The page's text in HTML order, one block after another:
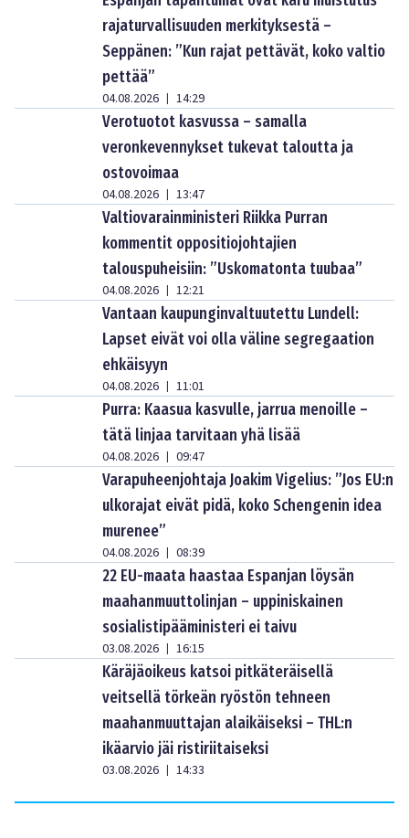
rajaturvallisuuden merkityksestä –
Seppänen: ”Kun rajat pettävät, koko valtio
pettää”
04.08.2026 | 14:29
Verotuotot kasvussa – samalla
veronkevennykset tukevat taloutta ja
ostovoimaa
04.08.2026 | 13:47
Valtiovarainministeri Riikka Purran
kommentit oppositiojohtajien
talouspuheisiin: ”Uskomatonta tuubaa”
04.08.2026 | 12:21
Vantaan kaupunginvaltuutettu Lundell:
Lapset eivät voi olla väline segregaation
ehkäisyyn
04.08.2026 | 11:01
Purra: Kaasua kasvulle, jarrua menoille –
tätä linjaa tarvitaan yhä lisää
04.08.2026 | 09:47
Varapuheenjohtaja Joakim Vigelius: ”Jos EU:n
ulkorajat eivät pidä, koko Schengenin idea
murenee”
04.08.2026 | 08:39
22 EU-maata haastaa Espanjan löysän
maahanmuuttolinjan – uppiniskainen
sosialistipääministeri ei taivu
03.08.2026 | 16:15
Käräjäoikeus katsoi pitkäteräisellä
veitsellä törkeän ryöstön tehneen
maahanmuuttajan alaikäiseksi – THL:n
ikäarvio jäi ristiriitaiseksi
03.08.2026 | 14:33